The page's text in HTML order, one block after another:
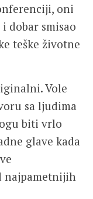
oni
dobar smisao
teške životne
Vole
sa ljudima
biti vrlo
glave kada
najpametnijih